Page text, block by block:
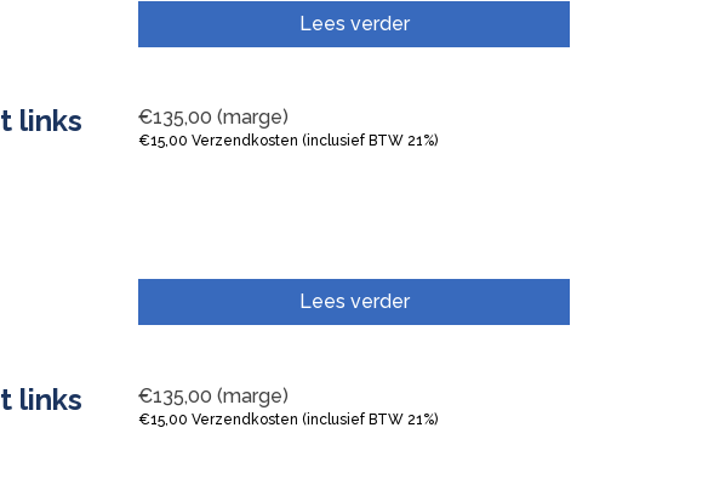
Lees verder
links
€135,00 (marge)
€15,00 Verzendkosten (inclusief BTW 21%)
Lees verder
links
€135,00 (marge)
€15,00 Verzendkosten (inclusief BTW 21%)